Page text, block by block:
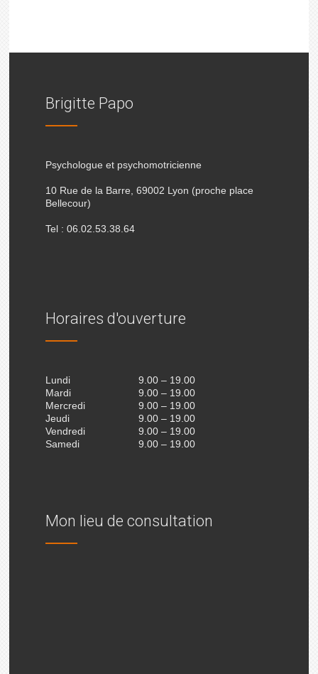
Brigitte Papo
Psychologue et psychomotricienne
10 Rue de la Barre, 69002 Lyon (proche place
Bellecour)
Tel : 06.02.53.38.64
Horaires d'ouverture
Lundi
9.00 – 19.00
Mardi
9.00 – 19.00
Mercredi
9.00 – 19.00
Jeudi
9.00 – 19.00
Vendredi
9.00 – 19.00
Samedi
9.00 – 19.00
Mon lieu de consultation